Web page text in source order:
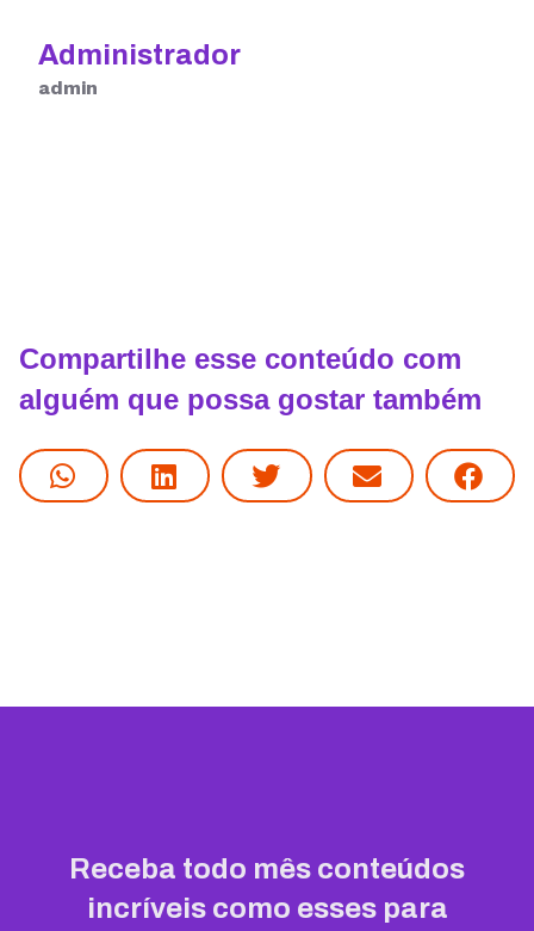
Administrador
admin
Compartilhe esse conteúdo com
alguém que possa gostar também
Receba todo mês conteúdos
incríveis como esses para